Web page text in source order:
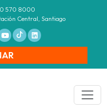
570 8000
Central, Santiago